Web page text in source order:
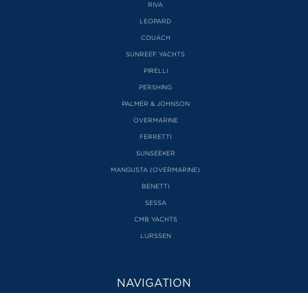
RIVA
LEOPARD
COUACH
SUNREEF YACHTS
PIRELLI
PERSHING
PALMER & JOHNSON
OVERMARINE
FERRETTI
SUNSEEKER
MANGUSTA (OVERMARINE)
BENETTI
SESSA
CMB YACHTS
LURSSEN
NAVIGATION